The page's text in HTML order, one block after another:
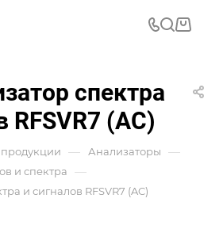
спектра
RFSVR7 (AC)
продукции — Анализаторы —
и спектра —
и сигналов RFSVR7 (AC)